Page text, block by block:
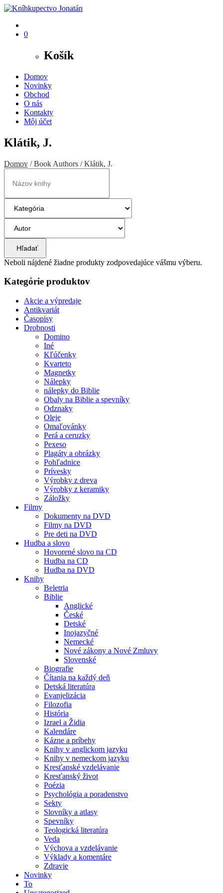
0
Košík
Domov
Novinky
Obchod
O nás
Kontakty
Môj účet
Klátik, J.
Domov / Book Authors / Klátik, J.
Hľadať
Neboli nájdené žiadne produkty zodpovedajúce vášmu výberu.
Kategórie produktov
Akcie a výpredaje
Antikvariát
Časopisy
Drobnosti
Domino
Iné
Kľúčenky
Kvarteto
Magnetky
Nálepky
nálepky do Biblie
Obaly na Biblie a spevníky
Odznaky
Oleje
Omaľovánky
Perá a ceruzky
Pexeso
Plagáty a obrázky
Pohľadnice
Prívesky
Výrobky z dreva
Výrobky z keramiky
Záložky
Filmy
Dokumenty na DVD
Filmy na DVD
Pre deti na DVD
Hudba a slovo
Hovorené slovo na CD
Hudba na CD
Hudba na DVD
Knihy
Beletria
Biblie
Anglické
České
Detské
Inojazyčné
Nemecké
Nové zákony a Nové Zmluvy
Slovenské
Biografie
Čítania na každý deň
Detská literatúra
Evanjelizácia
Filozofia
História
Izrael a Židia
Kalendáre
Kázne a príbehy
Knihy v anglickom jazyku
Knihy v nemeckom jazyku
Kresťanské vzdelávanie
Kresťanský život
Poézia
Psychológia a poradenstvo
Sekty
Slovníky a atlasy
Spevníky
Teologická literatúra
Veda
Výchova a vzdelávanie
Výklady a komentáre
Zdravie
Novinky
To